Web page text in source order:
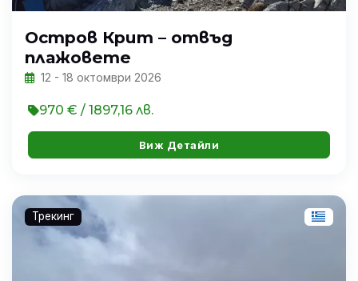
Остров Крит – отвъд
плажовете
12 - 18 октомври 2026
970 € / 1897,16 лв.
Виж Детайли
Трекинг